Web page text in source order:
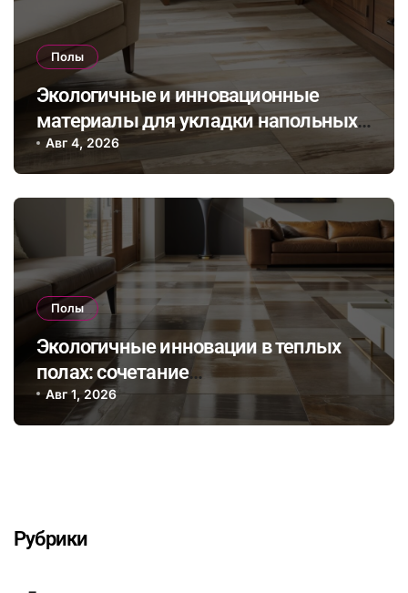
Полы
Экологичные и инновационные
материалы для укладки напольных
покрытий в эпоху устойчивого
дизайна интерьера
Авг 4, 2026
Полы
Экологичные инновации в теплых
полах: сочетание
энергоэффективности и
натуральных материалов для
Авг 1, 2026
Рубрики